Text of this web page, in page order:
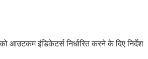
आउटकम इंडिकेटर्स निर्धारित करने के दिए निर्देश